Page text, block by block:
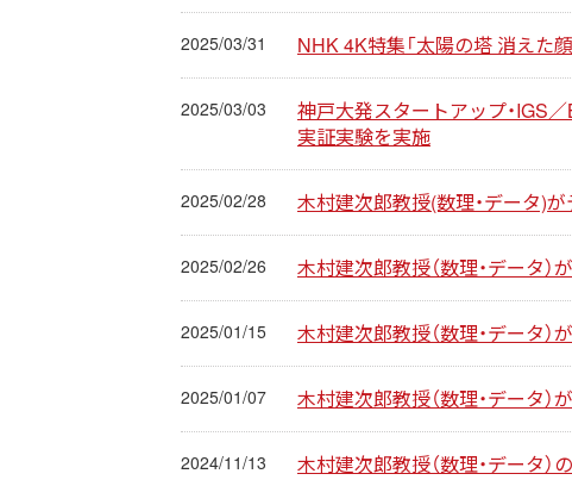
2025/03/31 NHK 4K特集「太陽の塔 消えた
2025/03/03
神戸大発スタートアップ・IGS
実証実験を実施
2025/02/28 木村建次郎教授(数理・データ)
2025/02/26 木村建次郎教授（数理・データ）
2025/01/15 木村建次郎教授（数理・データ
2025/01/07 木村建次郎教授（数理・データ）
2024/11/13 木村建次郎教授（数理・データ